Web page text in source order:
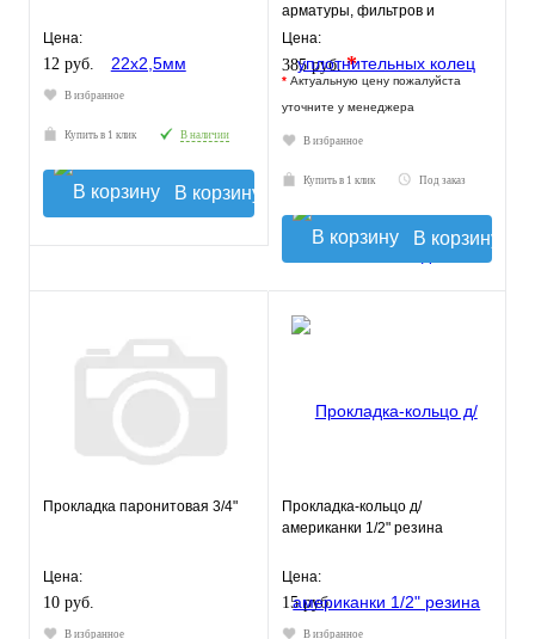
Цена:
12 руб.
В избранное
Купить в 1 клик В наличии
В корзину
арматуры, фильтров и
коллекторов
Цена:
385 руб.*
* Актуальную цену пожалуйста
уточните у менеджера
В избранное
Купить в 1 клик Под заказ
В корзину
Прокладка паронитовая 3/4"
Цена:
10 руб.
В избранное
Прокладка-кольцо д/
американки 1/2" резина
Цена:
15 руб.
В избранное